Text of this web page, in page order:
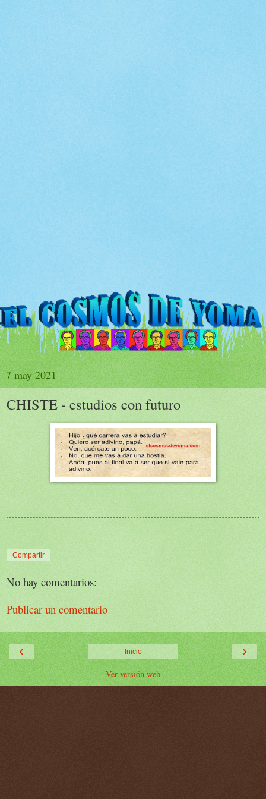
7 may 2021
CHISTE - estudios con futuro
Compartir
No hay comentarios:
Publicar un comentario
‹ ›
Inicio
Ver versión web